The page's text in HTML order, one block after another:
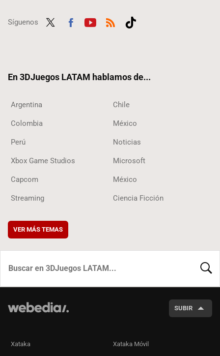
Síguenos
En 3DJuegos LATAM hablamos de...
Argentina Chile
Colombia México
Perú Noticias
Xbox Game Studios Microsoft
Capcom México
Streaming Ciencia Ficción
VER MÁS TEMAS
SUBIR
Xataka Xataka Móvil